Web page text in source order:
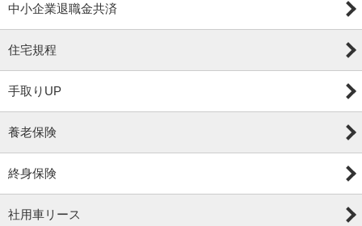
中小企業退職金共済
住宅規程
手取りUP
養老保険
終身保険
社用車リース